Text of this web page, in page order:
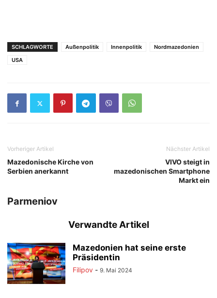
SCHLAGWORTE Außenpolitik Innenpolitik
Nordmazedonien
USA
Vorheriger Artikel
Mazedonische Kirche von
Serbien anerkannt
Nächster Artikel
VIVO steigt in
mazedonischen Smartphone
Markt ein
Parmeniov
Verwandte Artikel
Mazedonien hat seine erste
Präsidentin
Filipov - 9. Mai 2024